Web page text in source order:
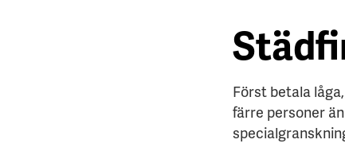
Först betala
färre personer